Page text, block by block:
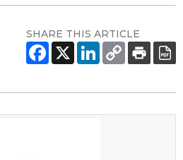
SHARE THIS ARTICLE